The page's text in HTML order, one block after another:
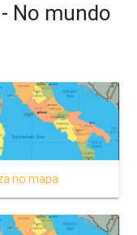
No mundo
no mapa